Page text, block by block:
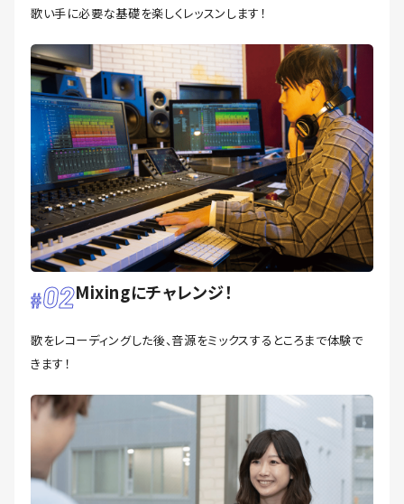
歌い手に必要な基礎を楽しくレッスンします！
02Mixingにチャレンジ！
歌をレコーディングした後、音源をミックスするところまで体験で
きます！